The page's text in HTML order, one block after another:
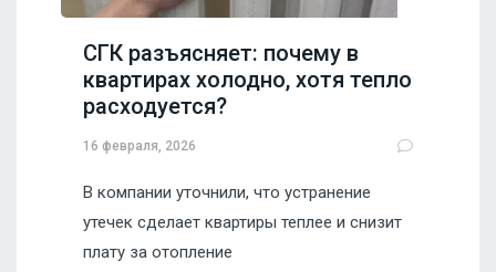
СГК разъясняет: почему в
квартирах холодно, хотя тепло
расходуется?
16 февраля, 2026
В компании уточнили, что устранение
утечек сделает квартиры теплее и снизит
плату за отопление